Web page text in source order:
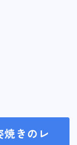
きのレ